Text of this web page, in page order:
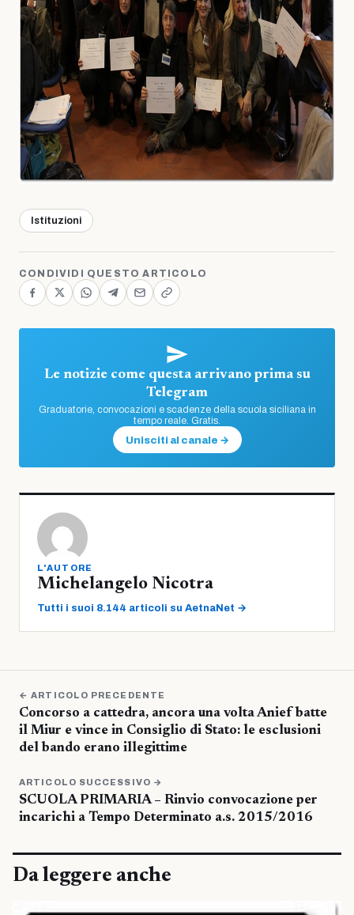
Istituzioni
CONDIVIDI QUESTO ARTICOLO
Le notizie come questa arrivano prima su
Telegram
Graduatorie, convocazioni e scadenze della scuola siciliana in
tempo reale. Gratis.
Unisciti al canale →
L'AUTORE
Michelangelo Nicotra
Tutti i suoi 8.144 articoli su AetnaNet →
← ARTICOLO PRECEDENTE
Concorso a cattedra, ancora una volta Anief batte
il Miur e vince in Consiglio di Stato: le esclusioni
del bando erano illegittime
ARTICOLO SUCCESSIVO →
SCUOLA PRIMARIA – Rinvio convocazione per
incarichi a Tempo Determinato a.s. 2015/2016
Da leggere anche